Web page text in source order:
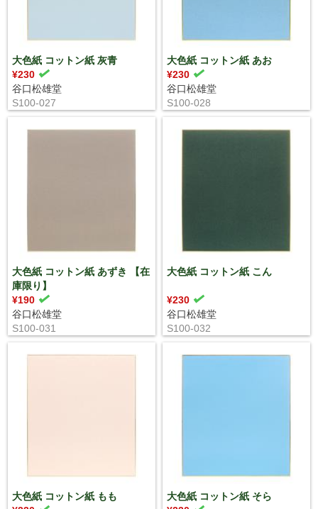
大色紙 コットン紙 灰青
¥230
谷口松雄堂
S100-027
大色紙 コットン紙 あお
¥230
谷口松雄堂
S100-028
大色紙 コットン紙 あずき 【在
庫限り】
¥190
谷口松雄堂
S100-031
大色紙 コットン紙 こん
¥230
谷口松雄堂
S100-032
大色紙 コットン紙 もも
大色紙 コットン紙 そら